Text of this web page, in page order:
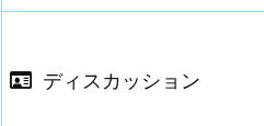
ディスカッション